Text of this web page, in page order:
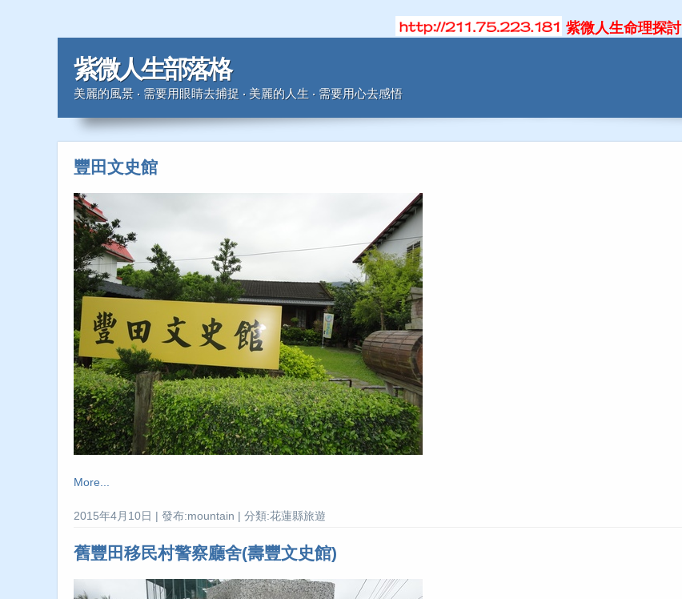
紫微人生命理探討
紫微人生部落格
美麗的風景 ‧ 需要用眼睛去捕捉 ‧ 美麗的人生 ‧ 需要用心去感悟
豐田文史館
More...
2015年4月10日 | 發布:mountain | 分類:花蓮縣旅遊
舊豐田移民村警察廳舍(壽豐文史館)